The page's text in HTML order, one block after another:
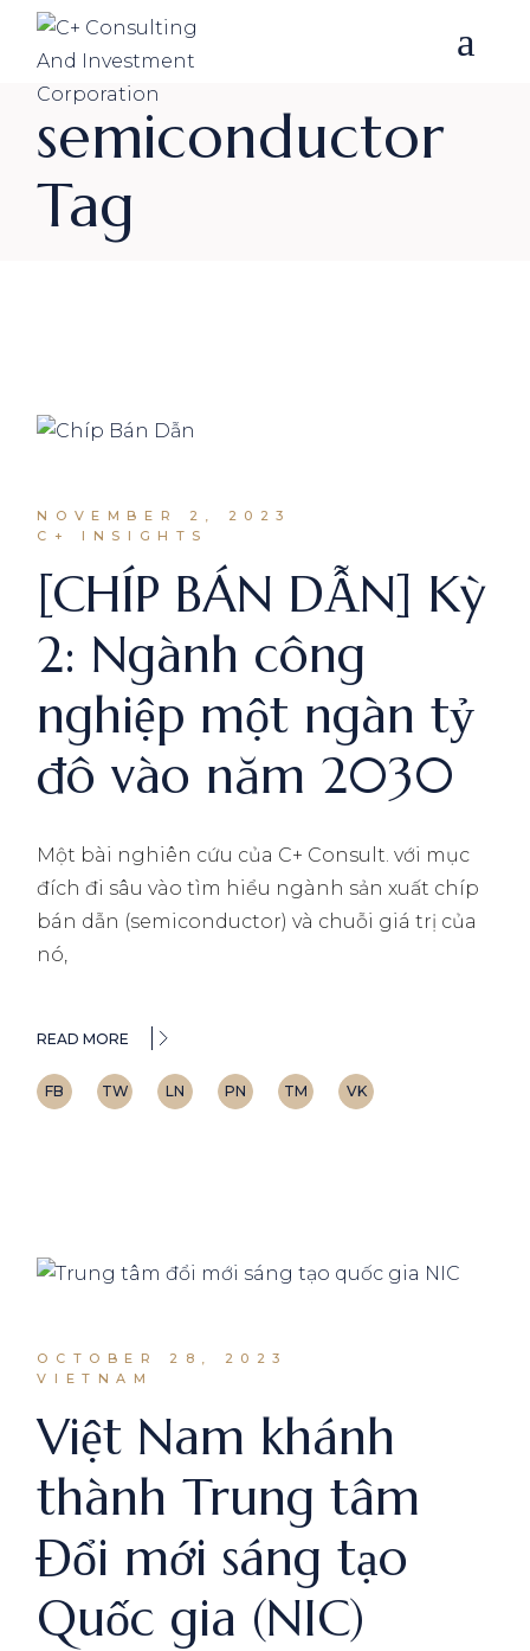
Skip
content
semiconductor
Tag
NOVEMBER 2, 2023
C+ INSIGHTS
[CHÍP BÁN DẪN] Kỳ
2: Ngành công
nghiệp một ngàn tỷ
đô vào năm 2030
Một bài nghiên cứu của C+ Consult. với mục
đích đi sâu vào tìm hiểu ngành sản xuất chíp
bán dẫn (semiconductor) và chuỗi giá trị của
nó,
READ MORE
FB TW LN PN TM VK
OCTOBER 28, 2023
VIETNAM
Việt Nam khánh
thành Trung tâm
Đổi mới sáng tạo
Quốc gia (NIC)